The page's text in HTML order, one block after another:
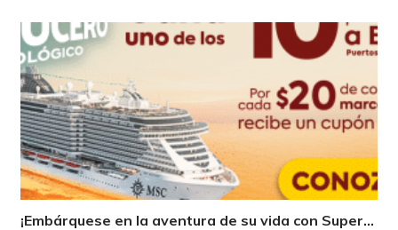
¡Embárquese en la aventura de su vida con Supermaxi!